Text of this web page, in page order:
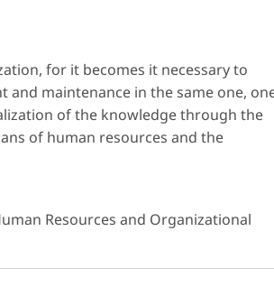
for it becomes it necessary to
maintenance in the same one,
of the knowledge through the
of human resources and the
Resources and Organizational